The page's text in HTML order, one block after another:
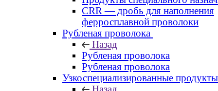
CRR — дробь для наполнения
ферросплавной проволоки
Рубленая проволока
Назад
Рубленая проволока
Рубленая проволока
Узкоспециализированные продукты